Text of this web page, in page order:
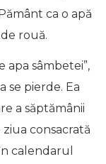
ca o apă
rouă.
apa sâmbetei”,
se pierde. Ea
a săptămânii
consacrată
calendarul